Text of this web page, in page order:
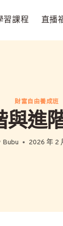
習課程 直播
財富自由養成班
與進
Bubu 2026 年 2